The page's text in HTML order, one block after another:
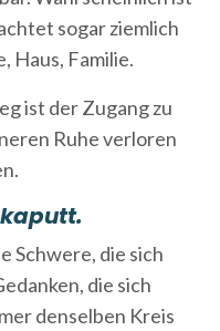
sogar ziemlich
Haus, Familie.
ist der Zugang zu
Ruhe verloren
Schwere, die sich
die sich
denselben Kreis